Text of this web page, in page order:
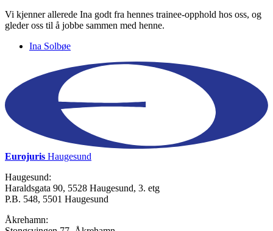
Vi kjenner allerede Ina godt fra hennes trainee-opphold hos oss, og
gleder oss til å jobbe sammen med henne.
Ina Solbøe
Eurojuris Haugesund
Haugesund:
Haraldsgata 90, 5528 Haugesund, 3. etg
P.B. 548, 5501 Haugesund
Åkrehamn: